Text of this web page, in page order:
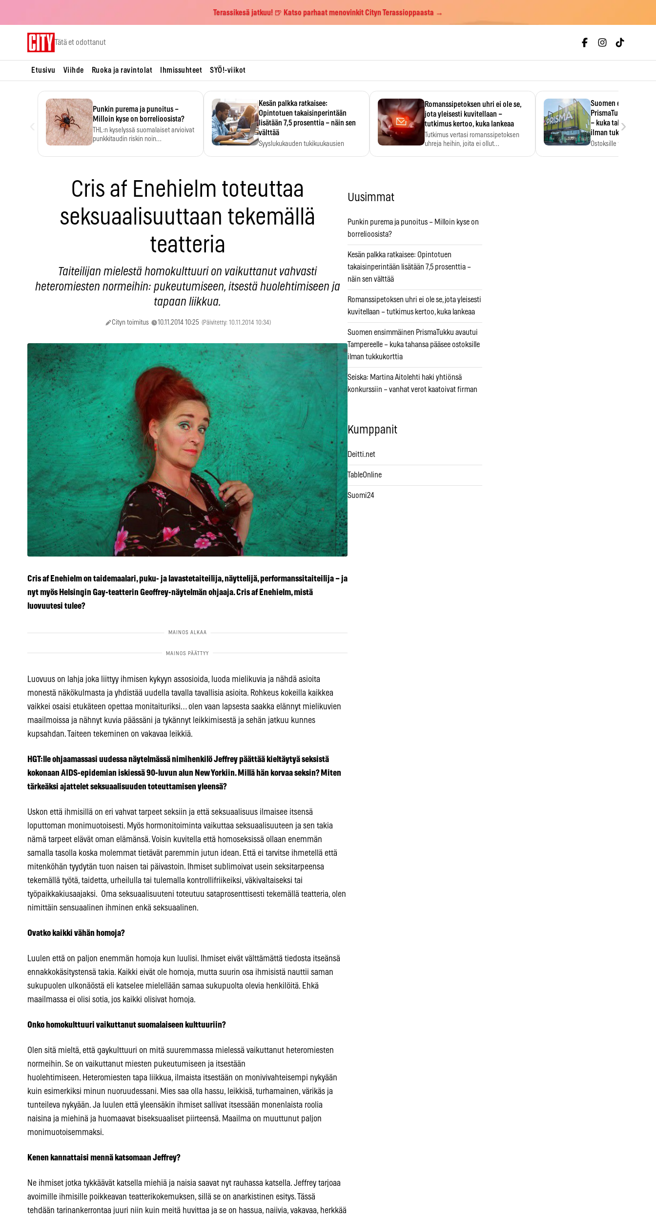
Terassikesä jatkuu! 🍺 Katso parhaat menovinkit Cityn Terassioppaasta →
Tätä et odottanut
Etusivu Viihde Ruoka ja ravintolat Ihmissuhteet SYÖ!-viikot
Punkin purema ja punoitus –
Milloin kyse on borrelioosista?
THL:n kyselyssä suomalaiset arvioivat
punkkitaudin riskin noin
Kesän palkka ratkaisee:
Opintotuen takaisinperintään
lisätään 7,5 prosenttia – näin sen
välttää
Syyslukukauden tukikuukausien
Romanssipetoksen uhri ei ole se,
jota yleisesti kuvitellaan –
tutkimus kertoo, kuka lankeaa
Tutkimus vertasi romanssipetoksen
uhreja heihin, joita ei ollut…
Suomen
PrismaTukku avautui
– kuka tahansa
ilman tukkukorttia
Ostoksille tarvitse
›
Cris af Enehielm toteuttaa
seksuaalisuuttaan tekemällä
teatteria
Taiteilijan mielestä homokulttuuri on vaikuttanut vahvasti
heteromiesten normeihin: pukeutumiseen, itsestä huolehtimiseen ja
tapaan liikkua.
Cityn toimitus 10.11.2014 10:25 (Päivitetty: 10.11.2014 10:34)
Crisaf Enehielm on taidemaalari, puku- ja lavastetaiteilija, näyttelijä, performanssitaiteilija – ja
nyt myös Helsingin Gay-teatterin Geoffrey-näytelmän ohjaaja.Cris af Enehielm, mistä
luovuutesi tulee?
Luovuus on lahja joka liittyy ihmisen kykyyn assosioida, luoda mielikuvia ja nähdä asioita
monestä näkökulmasta ja yhdistää uudella tavalla tavallisia asioita. Rohkeus kokeilla kaikkea
vaikkei osaisi etukäteen opettaa monitaituriksi… olen vaan lapsesta saakka elännyt mielikuvien
maailmoissa ja nähnyt kuvia päässäni ja tykännyt leikkimisestä ja sehän jatkuu kunnes
kupsahdan. Taiteen tekeminen on vakavaa leikkiä.
HGT:lle ohjaamassasi uudessa näytelmässä nimihenkilö Jeffrey päättää kieltäytyä seksistä
kokonaan AIDS-epidemian iskiessä 90-luvun alun New Yorkiin. Millä hän korvaa seksin? Miten
tärkeäksi ajattelet seksuaalisuuden toteuttamisen yleensä?
Uskon että ihmisillä on eri vahvat tarpeet seksiin ja että seksuaalisuus ilmaisee itsensä
loputtoman monimuotoisesti. Myös hormonitoiminta vaikuttaa seksuaalisuuteen ja sen takia
nämä tarpeet elävät oman elämänsä. Voisin kuvitella että homoseksissä ollaan enemmän
samalla tasolla koska molemmat tietävät paremmin jutun idean. Että ei tarvitse ihmetellä että
mitenköhän tyydytän tuon naisen tai päivastoin. Ihmiset sublimoivat usein seksitarpeensa
tekemällä työtä, taidetta, urheilulla tai tulemalla kontrollifriikeiksi, väkivaltaiseksi tai
työpaikkakiusaajaksi. Oma seksuaalisuuteni toteutuu sataprosenttisesti tekemällä teatteria, olen
nimittäin sensuaalinen ihminen enkä seksuaalinen.
Ovatko kaikki vähän homoja?
Luulen että on paljon enemmän homoja kun luulisi. Ihmiset eivät välttämättä tiedosta itseänsä
ennakkokäsitystensä takia. Kaikki eivät ole homoja, mutta suurin osa ihmisistä nauttii saman
sukupuolen ulkonäöstä eli katselee mielellään samaa sukupuolta olevia henkilöitä. Ehkä
maailmassa ei olisi sotia, jos kaikki olisivat homoja.
Onko homokulttuuri vaikuttanut suomalaiseen kulttuuriin?
Olen sitä mieltä, että gaykulttuuri on mitä suuremmassa mielessä vaikuttanut heteromiesten
normeihin. Se on vaikuttanut miesten pukeutumiseen ja itsestään
huolehtimiseen. Heteromiesten tapa liikkua, ilmaista itsestään on monivivahteisempi nykyään
kuin esimerkiksi minun nuoruudessani. Mies saa olla hassu, leikkisä, turhamainen, värikäs ja
tunteileva nykyään. Ja luulen että yleensäkin ihmiset sallivat itsessään monenlaista roolia
naisina ja miehinä ja huomaavat biseksuaaliset piirteensä. Maailma on muuttunut paljon
monimuotoisemmaksi.
Kenen kannattaisi mennä katsomaan Jeffrey?
Ne ihmiset jotka tykkäävät katsella miehiä ja naisia saavat nyt rauhassa katsella. Jeffrey tarjoaa
avoimille ihmisille poikkeavan teatterikokemuksen, sillä se on anarkistinen esitys. Tässä
tehdään tarinankerrontaa juuri niin kuin meitä huvittaa ja se on hassua, naiivia, vakavaa, herkkää
Uusimmat
Punkin purema ja punoitus – Milloin kyse on
borrelioosista?
Kesän palkka ratkaisee: Opintotuen
takaisinperintään lisätään 7,5 prosenttia –
näin sen välttää
Romanssipetoksen uhri ei ole se, jota yleisesti
kuvitellaan – tutkimus kertoo, kuka lankeaa
Suomen ensimmäinen PrismaTukku avautui
Tampereelle – kuka tahansa pääsee ostoksille
ilman tukkukorttia
Seiska: Martina Aitolehti haki yhtiönsä
konkurssiin – vanhat verot kaatoivat firman
Kumppanit
Deitti.net
TableOnline
Suomi24